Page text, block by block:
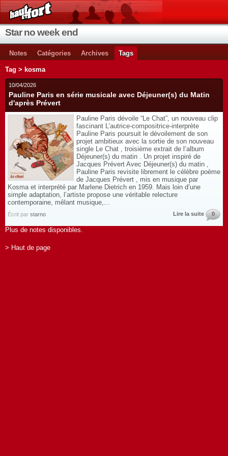
Star no week end
Notes Catégories Archives Tags
Tag > kosma
10/04/2026
Pauline Paris en série musicale avec Déjeuner(s) du Matin
d'après Prévert
Pauline Paris dévoile “Le Chat”, un nouveau clip
fascinant L’autrice-compositrice-interprète
Pauline Paris poursuit le dévoilement de son
projet ambitieux avec la sortie de son nouveau
single Le Chat , troisième extrait de l’album
Déjeuner(s) du matin . Un projet inspiré de
Jacques Prévert Avec Déjeuner(s) du matin ,
Pauline Paris revisite librement le célèbre poème
de Jacques Prévert , mis en musique par
Kosma et interprété par Marlene Dietrich en 1959. Mais loin d’une
simple adaptation, l’artiste propose une véritable relecture
contemporaine, mêlant musique,...
Écrit par starno Lire la suite 0
Plus de notes disponibles.
> Haut de page